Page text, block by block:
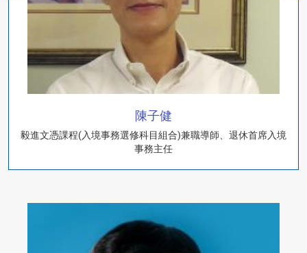
陳子健
毅進文憑課程(入境事務選修科目組合)兼職導師、退休首席入境
事務主任